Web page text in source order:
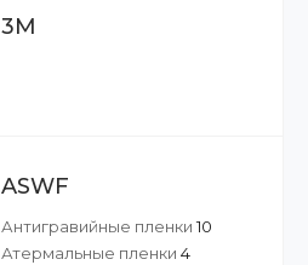
3M
ASWF
Антигравийные пленки 10
Атермальные пленки 4